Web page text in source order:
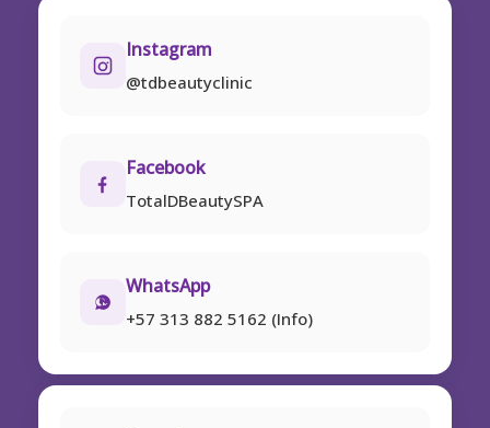
Instagram
@tdbeautyclinic
Facebook
TotalDBeautySPA
WhatsApp
+57 313 882 5162 (Info)